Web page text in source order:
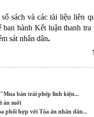
sách và các tài liệu liên
ban hành Kết luận thanh
sát nhân dân.
bán trái phép linh kiện...
án mới
phối hợp với Tòa án nhân dân...